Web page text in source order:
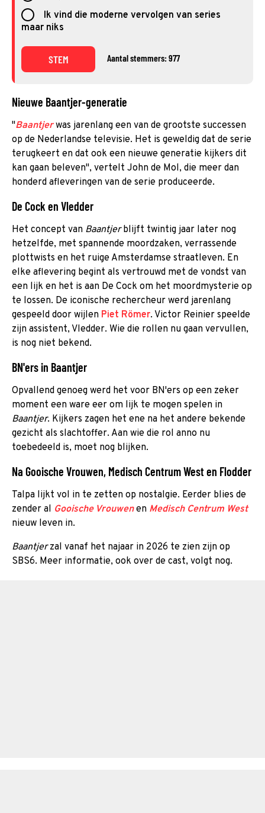
Ik vind die moderne vervolgen van series
maar niks
STEM Aantal stemmers: 977
Nieuwe Baantjer-generatie
"Baantjer was jarenlang een van de grootste successen
op de Nederlandse televisie. Het is geweldig dat de serie
terugkeert en dat ook een nieuwe generatie kijkers dit
kan gaan beleven", vertelt John de Mol, die meer dan
honderd afleveringen van de serie produceerde.
De Cock en Vledder
Het concept van Baantjerblijft twintig jaar later nog
hetzelfde, met spannende moordzaken, verrassende
plottwists en het ruige Amsterdamse straatleven. En
elke aflevering begint als vertrouwd met de vondst van
een lijk en het is aan De Cock om het moordmysterie op
te lossen. De iconische rechercheur werd jarenlang
gespeeld door wijlen Piet Römer. Victor Reinier speelde
zijn assistent, Vledder. Wie die rollen nu gaan vervullen,
is nog niet bekend.
BN'ers in Baantjer
Opvallend genoeg werd het voor BN'ers op een zeker
moment een ware eer om lijk te mogen spelen in
Baantjer. Kijkers zagen het ene na het andere bekende
gezicht als slachtoffer. Aan wie die rol anno nu
toebedeeld is, moet nog blijken.
Na Gooische Vrouwen, Medisch Centrum West en Flodder
Talpa lijkt vol in te zetten op nostalgie. Eerder blies de
zender al Gooische Vrouwenen Medisch Centrum West
nieuw leven in.
Baantjerzal vanaf het najaar in 2026 te zien zijn op
SBS6. Meer informatie, ook over de cast, volgt nog.